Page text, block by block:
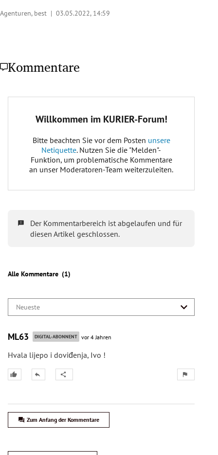
Agenturen, best | 03.05.2022, 14:59
Kommentare